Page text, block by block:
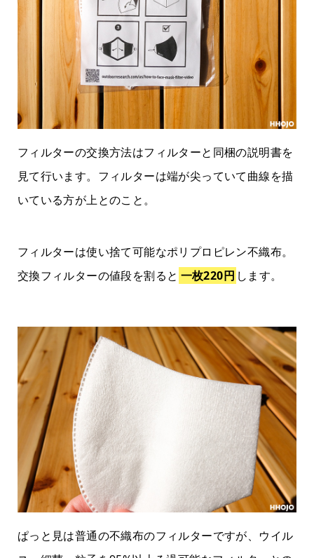
フィルターの交換方法はフィルターと同梱の説明書を
見て行います。フィルターは端が尖っていて曲線を描
いている方が上とのこと。
フィルターは使い捨て可能なポリプロピレン不織布。
交換フィルターの値段を割ると 一枚220円 します。
ぱっと見は普通の不織布のフィルターですが、ウイル